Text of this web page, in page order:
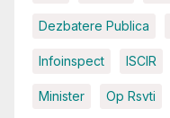
Dezbatere Publica
Infoinspect ISCIR
Minister Op Rsvti